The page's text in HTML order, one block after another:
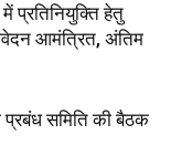
हेतु
आमंत्रित, अंतिम
प्रबंध समिति की बैठक